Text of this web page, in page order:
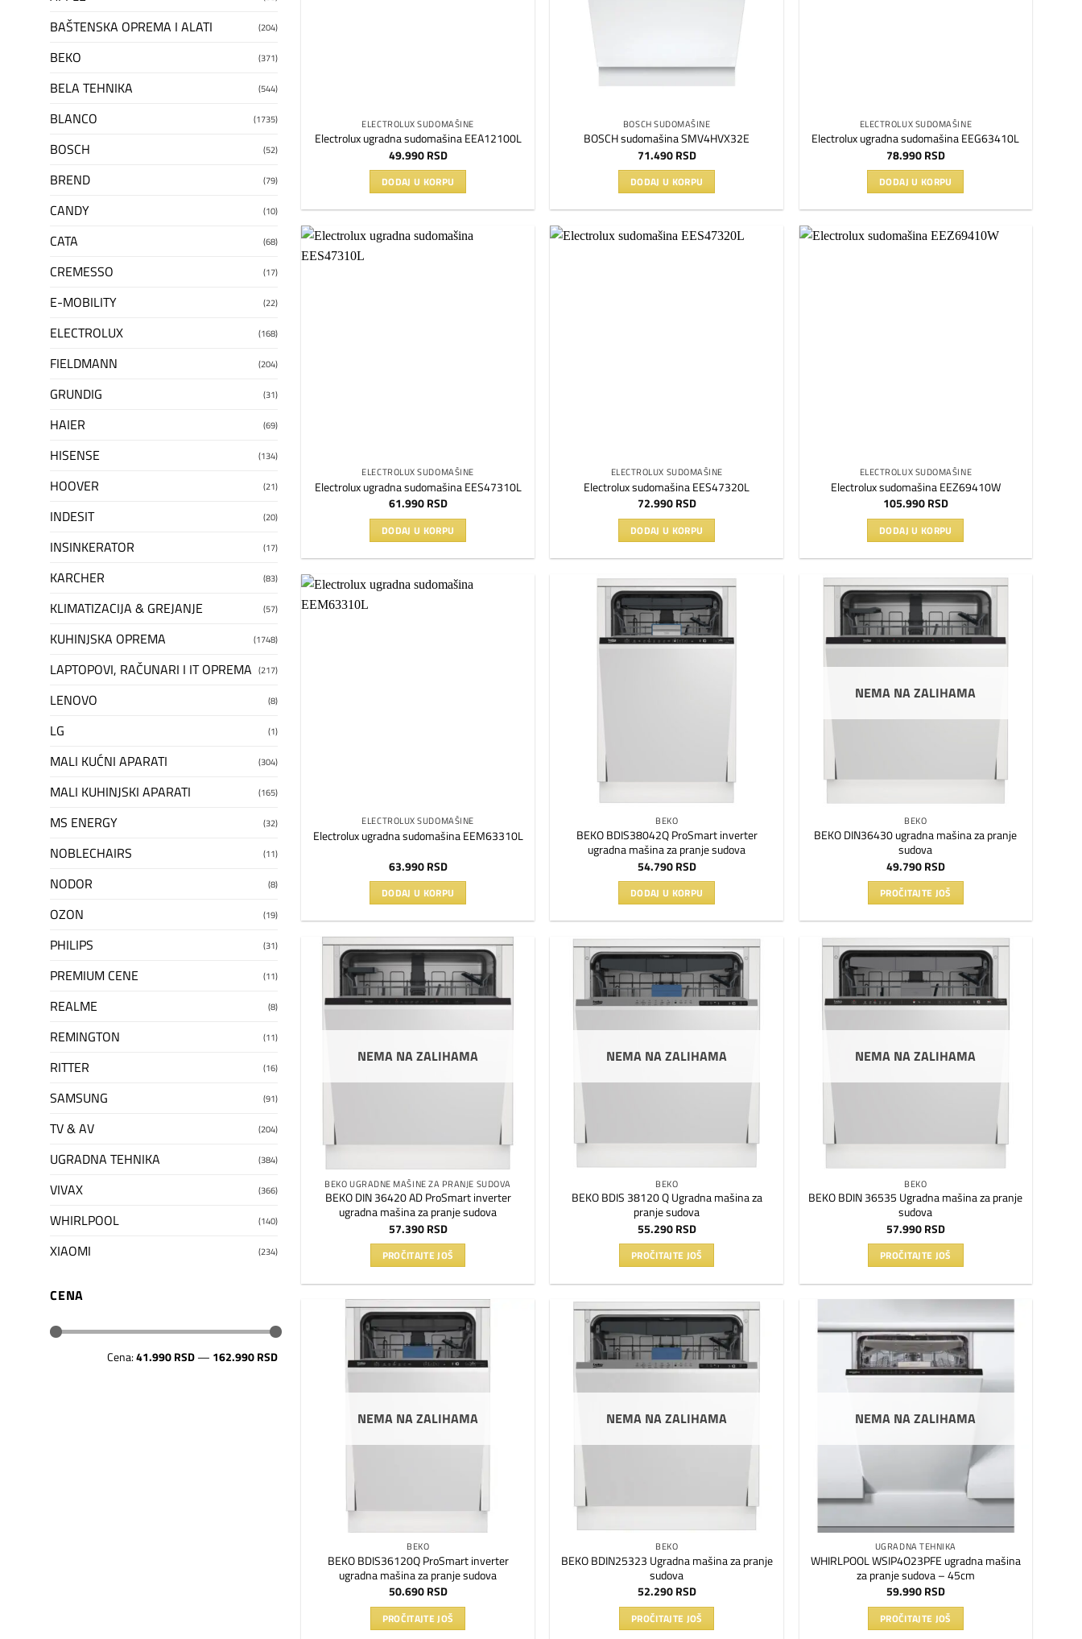
BAŠTENSKA OPREMA I ALATI (204)
BEKO (371)
BELA TEHNIKA (544)
BLANCO (1735)
BOSCH (52)
BREND (79)
CANDY (10)
CATA (68)
CREMESSO (17)
E-MOBILITY (22)
ELECTROLUX (168)
FIELDMANN (204)
GRUNDIG (31)
HAIER (69)
HISENSE (134)
HOOVER (21)
INDESIT (20)
INSINKERATOR (17)
KARCHER (83)
KLIMATIZACIJA & GREJANJE (57)
KUHINJSKA OPREMA (1748)
LAPTOPOVI, RAČUNARI I IT OPREMA (217)
LENOVO (8)
LG (1)
MALI KUĆNI APARATI (304)
MALI KUHINJSKI APARATI (165)
MS ENERGY (32)
NOBLECHAIRS (11)
NODOR (8)
OZON (19)
PHILIPS (31)
PREMIUM CENE (11)
REALME (8)
REMINGTON (11)
RITTER (16)
SAMSUNG (91)
TV & AV (204)
UGRADNA TEHNIKA (384)
VIVAX (366)
WHIRLPOOL (140)
XIAOMI (234)
CENA
Cena:41.990 RSD— 162.990 RSD
ELECTROLUX SUDOMAŠINE
Electrolux ugradna sudomašina EEA12100L
49.990RSD
DODAJ U KORPU
BOSCH SUDOMAŠINE
BOSCH sudomašina SMV4HVX32E
71.490RSD
DODAJ U KORPU
ELECTROLUX SUDOMAŠINE
Electrolux ugradna sudomašina EEG63410L
78.990RSD
DODAJ U KORPU
ELECTROLUX SUDOMAŠINE
Electrolux ugradna sudomašina EES47310L
61.990RSD
DODAJ U KORPU
ELECTROLUX SUDOMAŠINE
Electrolux sudomašina EES47320L
72.990RSD
DODAJ U KORPU
ELECTROLUX SUDOMAŠINE
Electrolux sudomašina EEZ69410W
105.990RSD
DODAJ U KORPU
ELECTROLUX SUDOMAŠINE
Electrolux ugradna sudomašina EEM63310L
63.990RSD
DODAJ U KORPU
BEKO
BEKO BDIS38042Q ProSmart inverter
ugradna mašina za pranje sudova
54.790RSD
DODAJ U KORPU
listu
NEMA NA ZALIHAMA
BEKO
BEKO DIN36430 ugradna mašina za pranje
sudova
49.790RSD
PROČITAJTE JOŠ
listu
NEMA NA ZALIHAMA
BEKO UGRADNE MAŠINE ZA PRANJE SUDOVA
BEKO DIN 36420 AD ProSmart inverter
ugradna mašina za pranje sudova
57.390RSD
PROČITAJTE JOŠ
listu
NEMA NA ZALIHAMA
BEKO
BEKO BDIS 38120 Q Ugradna mašina za
pranje sudova
55.290RSD
PROČITAJTE JOŠ
listu
NEMA NA ZALIHAMA
BEKO
BEKO BDIN 36535 Ugradna mašina za pranje
sudova
57.990RSD
PROČITAJTE JOŠ
NEMA NA ZALIHAMA
BEKO
BEKO BDIS36120Q ProSmart inverter
ugradna mašina za pranje sudova
50.690RSD
PROČITAJTE JOŠ
listu
NEMA NA ZALIHAMA
BEKO
BEKO BDIN25323 Ugradna mašina za pranje
sudova
52.290RSD
PROČITAJTE JOŠ
NEMA NA ZALIHAMA
UGRADNA TEHNIKA
WHIRLPOOL WSIP4O23PFE ugradna mašina
za pranje sudova – 45cm
59.990RSD
PROČITAJTE JOŠ